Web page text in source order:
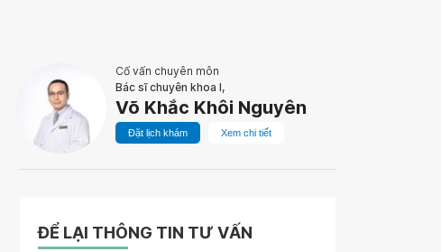
Cố vấn chuyên môn
Bác sĩ chuyên khoa I,
Võ Khắc Khôi Nguyên
Đặt lịch khám Xem chi tiết
ĐỂ LẠI THÔNG TIN TƯ VẤN